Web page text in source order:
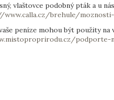
vlaštovce podobný pták a u
brehule/
peníze mohou být použity
podporte-